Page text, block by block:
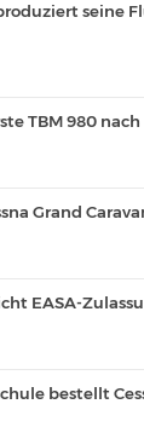
seine
TBM 980
Grand
EASA-
bestellt